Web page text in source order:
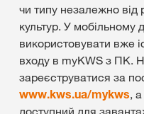
чи типу незалежно від
культур. У мобільному
використовувати вже
входу в myKWS з ПК.
зареєструватися за
www.kws.ua/mykws,
доступний для